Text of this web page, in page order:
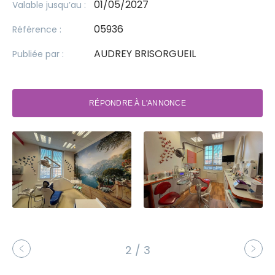
RÉPONDRE À L'ANNONCE
Valable jusqu’au : 01/05/2027
Référence : 05936
Publiée par : AUDREY BRISORGUEIL
2 / 3